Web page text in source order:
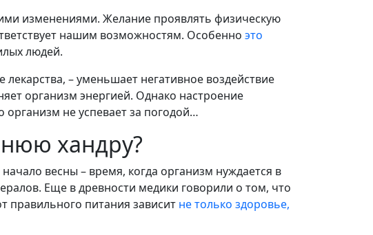
изменениями. Желание проявлять физическую
нашим возможностям. Особенно это
людей.
лекарства, – уменьшает негативное воздействие
организм энергией. Однако настроение
организм не успевает за погодой…
хандру?
весны – время, когда организм нуждается в
Еще в древности медики говорили о том, что
правильного питания зависит не только здоровье,